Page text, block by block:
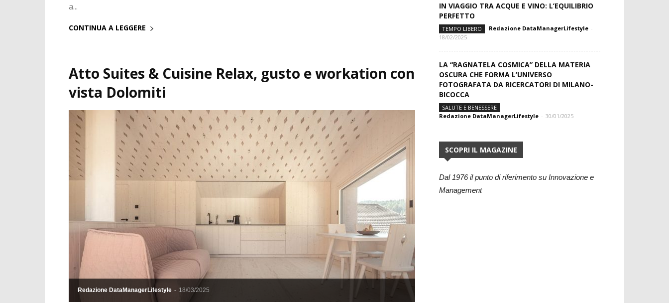
a...
CONTINUA A LEGGERE
Atto Suites & Cuisine Relax, gusto e workation con
vista Dolomiti
Redazione DataManagerLifestyle - 18/03/2025
IN VIAGGIO TRA ACQUE E VINO: L’EQUILIBRIO
PERFETTO
TEMPO LIBERO Redazione DataManagerLifestyle -
18/02/2025
LA “RAGNATELA COSMICA” DELLA MATERIA
OSCURA CHE FORMA L’UNIVERSO
FOTOGRAFATA DA RICERCATORI DI MILANO-
BICOCCA
SALUTE E BENESSERE
Redazione DataManagerLifestyle - 30/01/2025
SCOPRI IL MAGAZINE
Dal 1976 il punto di riferimento su Innovazione e
Management